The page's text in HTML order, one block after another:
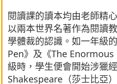
閱讀課的讀本均由老師精
以兩本世界名著作為閱讀
學體裁的認識。如一年級
Pen》及《The
級時，學生便會開始涉獵
Shakespeare（莎士比亞